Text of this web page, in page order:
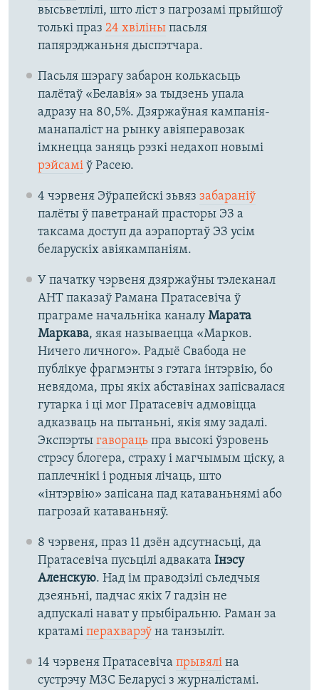
высьветлілі, што ліст з пагрозамі прыйшоў
толькі праз 24 хвіліныпасьля
папярэджаньня дыспэтчара.
Пасьля шэрагу забарон колькасьць
палётаў «Белавія» за тыдзень упала
адразу на 80,5%. Дзяржаўная кампанія-
манапаліст на рынку авіяперавозак
імкнецца заняць рэзкі недахоп новымі
рэйсаміў Расею.
4 чэрвеня Эўрапейскі зьвяз забараніў
палёты ў паветранай прасторы ЭЗ а
таксама доступ да аэрапортаў ЭЗ усім
беларускіх авіякампаніям.
У пачатку чэрвеня дзяржаўны тэлеканал
АНТ паказаў Рамана Пратасевіча ў
праграме начальніка каналу Марата
Маркава, якая называецца «Марков.
Ничего личного». Радыё Свабода не
публікуе фрагмэнты з гэтага інтэрвію, бо
невядома, пры якіх абставінах запісвалася
гутарка і ці мог Пратасевіч адмовіцца
адказваць на пытаньні, якія яму задалі.
Экспэрты гаворацьпра высокі ўзровень
стрэсу блогера, страху і магчымым ціску, а
паплечнікі і родныя лічаць, што
«інтэрвію» запісана пад катаваньнямі або
пагрозай катаваньняў.
8 чэрвеня, праз 11 дзён адсутнасьці, да
Пратасевіча пусьцілі адваката Інэсу
Аленскую. Над ім праводзілі сьледчыя
дзеяньні, падчас якіх 7 гадзін не
адпускалі нават у прыбіральню. Раман за
кратамі перахварэўна танзыліт.
14 чэрвеня Пратасевіча прывяліна
сустрэчу МЗС Беларусі з журналістамі.